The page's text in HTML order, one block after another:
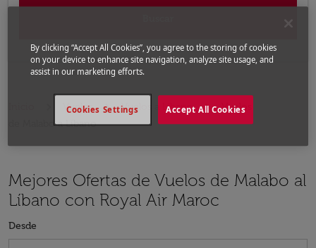
Vuelos Vuelos a Líbano
Vuelos
de Malabo a Líbano
Mejores Ofertas de Vuelos de Malabo al
Líbano con Royal Air Maroc
Desde
By clicking “Accept All Cookies”, you agree to the storing of cookies
on your device to enhance site navigation, analyze site usage, and
assist in our marketing efforts.
Accept All Cookies
Cookies Settings